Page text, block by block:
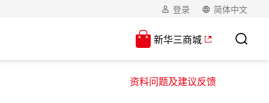
登录 简体中文
新华三商城
资料问题及建议反馈